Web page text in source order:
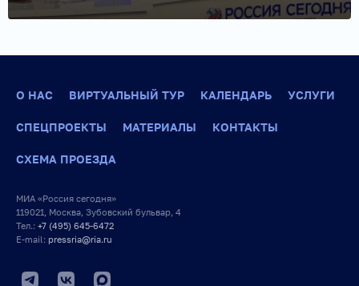
О НАС ВИРТУАЛЬНЫЙ ТУР КАЛЕНДАРЬ УСЛУГИ
СПЕЦПРОЕКТЫ МАТЕРИАЛЫ КОНТАКТЫ
СХЕМА ПРОЕЗДА
МИА «Россия сегодня»
119021, Москва, Зубовский бульвар, 4
Тел.: +7 (495) 645-6472
E-mail: pressria@ria.ru